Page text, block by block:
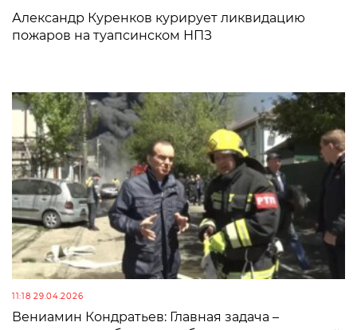
Александр Куренков курирует ликвидацию
пожаров на туапсинском НПЗ
11:18 29.04.2026
Вениамин Кондратьев: Главная задача –